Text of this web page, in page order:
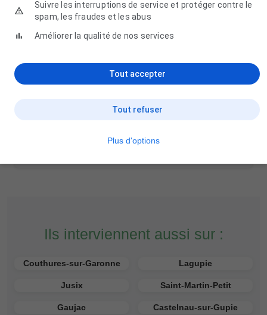
Les Jardins de Sainte-Bazeille
12 Rue des Aînés, 47180 Sainte-Bazeille
Ils interviennent aussi sur :
Couthures-sur-Garonne Lagupie
Jusix Saint-Martin-Petit
Gaujac Castelnau-sur-Gupie
Suivre les interruptions de service et protéger contre le
spam, les fraudes et les abus
Améliorer la qualité de nos services
Tout refuser
Tout accepter
Plus d'options